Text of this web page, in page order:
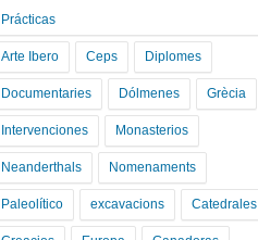
Prácticas
Arte Ibero Ceps Diplomes
Documentaries Dólmenes Grècia
Intervenciones Monasterios
Neanderthals Nomenaments
Paleolítico excavacions Catedrales